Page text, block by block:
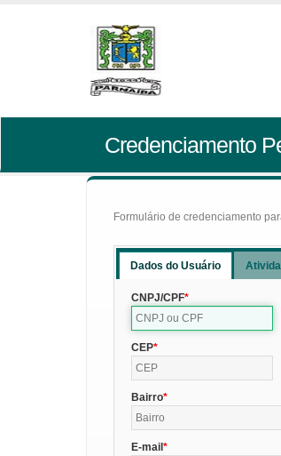
Credenciamento
Formulário de credenciamento
Dados do Usuário
CNPJ/CPF
CEP
Bairro
E-mail